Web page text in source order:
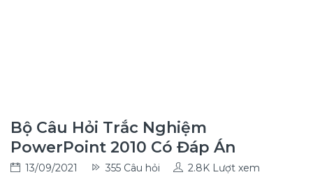
Bộ Câu Hỏi Trắc Nghiệm
PowerPoint 2010 Có Đáp Án
13/09/2021 355 Câu hỏi
2.8K Lượt xem